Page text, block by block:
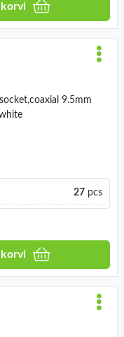
korvi
9.5mm
27pcs
korvi